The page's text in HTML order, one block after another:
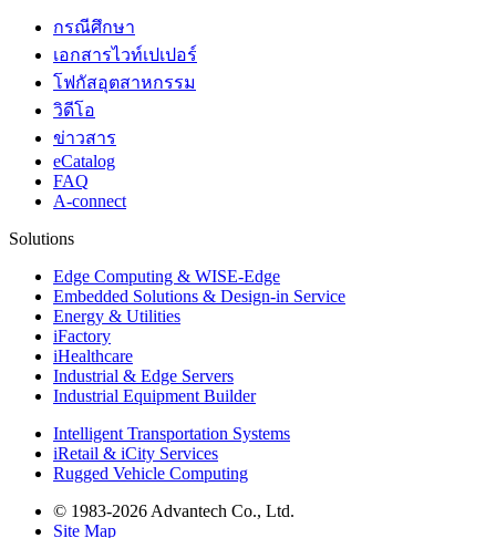
กรณีศึกษา
เอกสารไวท์เปเปอร์
โฟกัสอุตสาหกรรม
วิดีโอ
ข่าวสาร
eCatalog
FAQ
A-connect
Solutions
Edge Computing & WISE-Edge
Embedded Solutions & Design-in Service
Energy & Utilities
iFactory
iHealthcare
Industrial & Edge Servers
Industrial Equipment Builder
Intelligent Transportation Systems
iRetail & iCity Services
Rugged Vehicle Computing
© 1983-2026 Advantech Co., Ltd.
Site Map